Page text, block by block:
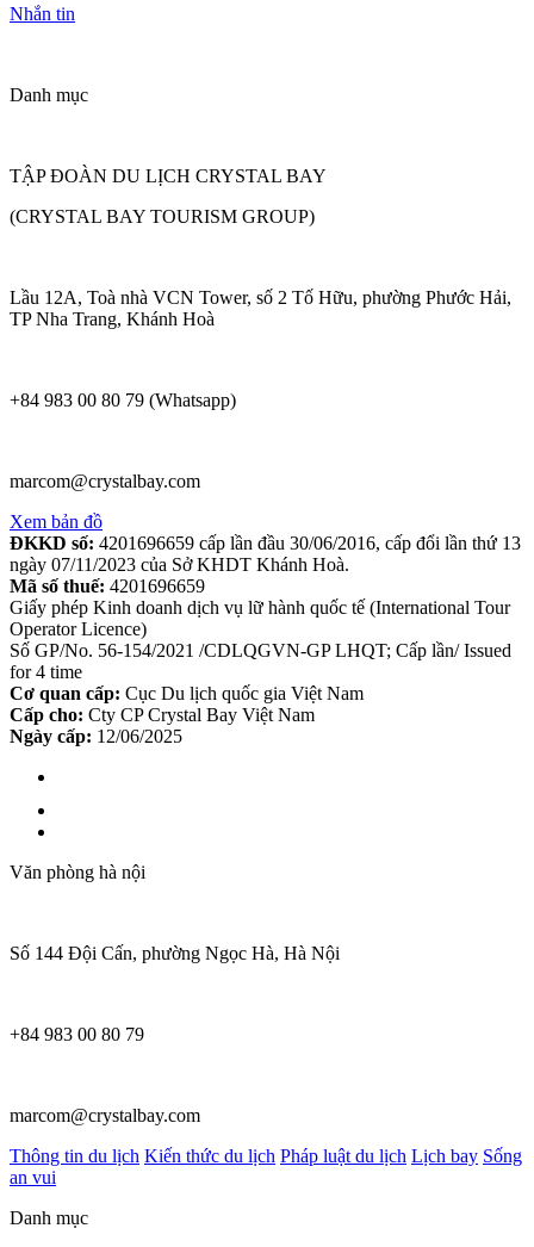
Nhắn tin
Danh mục
TẬP ĐOÀN DU LỊCH CRYSTAL BAY
(CRYSTAL BAY TOURISM GROUP)
Lầu 12A, Toà nhà VCN Tower, số 2 Tố Hữu, phường Phước Hải,
TP Nha Trang, Khánh Hoà
+84 983 00 80 79 (Whatsapp)
marcom@crystalbay.com
Xem bản đồ
ĐKKD số: 4201696659 cấp lần đầu 30/06/2016, cấp đổi lần thứ 13
ngày 07/11/2023 của Sở KHDT Khánh Hoà.
Mã số thuế: 4201696659
Giấy phép Kinh doanh dịch vụ lữ hành quốc tế (International Tour
Operator Licence)
Số GP/No. 56-154/2021 /CDLQGVN-GP LHQT; Cấp lần/ Issued
for 4 time
Cơ quan cấp: Cục Du lịch quốc gia Việt Nam
Cấp cho: Cty CP Crystal Bay Việt Nam
Ngày cấp: 12/06/2025
Văn phòng hà nội
Số 144 Đội Cấn, phường Ngọc Hà, Hà Nội
+84 983 00 80 79
marcom@crystalbay.com
Thông tin du lịch Kiến thức du lịch Pháp luật du lịch Lịch bay Sống
an vui
Danh mục